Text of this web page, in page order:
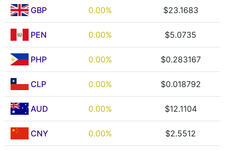
GBP 0.00% $23.1683
PEN 0.00% $5.0735
PHP 0.00% $0.283167
CLP 0.00% $0.018792
AUD 0.00% $12.1104
CNY 0.00% $2.5512